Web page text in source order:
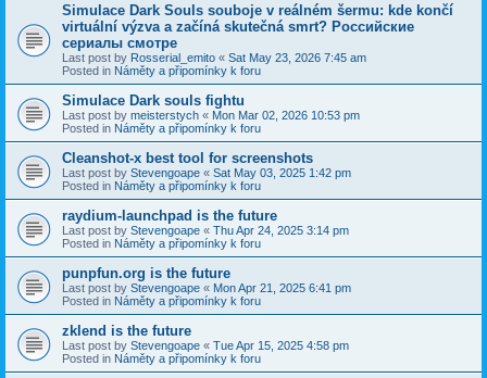
Simulace Dark Souls souboje v reálném šermu: kde končí
virtuální výzva a začíná skutečná smrt? Российские
сериалы смотре
Last post by Rosserial_emito « Sat May 23, 2026 7:45 am
Posted in Náměty a připomínky k foru
Simulace Dark souls fightu
Last post by meisterstych « Mon Mar 02, 2026 10:53 pm
Posted in Náměty a připomínky k foru
Cleanshot-x best tool for screenshots
Last post by Stevengoape « Sat May 03, 2025 1:42 pm
Posted in Náměty a připomínky k foru
raydium-launchpad is the future
Last post by Stevengoape « Thu Apr 24, 2025 3:14 pm
Posted in Náměty a připomínky k foru
punpfun.org is the future
Last post by Stevengoape « Mon Apr 21, 2025 6:41 pm
Posted in Náměty a připomínky k foru
zklend is the future
Last post by Stevengoape « Tue Apr 15, 2025 4:58 pm
Posted in Náměty a připomínky k foru